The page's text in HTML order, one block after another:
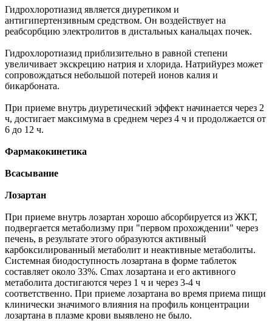
Гидрохлоротиазид является диуретиком и
антигипертензивным средством. Он воздействует на
реабсорбцию электролитов в дистальных канальцах почек.
Гидрохлоротиазид приблизительно в равной степени
увеличивает экскрецию натрия и хлорида. Натрийурез может
сопровождаться небольшой потерей ионов калия и
бикарбоната.
При приеме внутрь диуретический эффект начинается через 2
ч, достигает максимума в среднем через 4 ч и продолжается от
6 до 12 ч.
Фармакокинетика
Всасывание
Лозартан
При приеме внутрь лозартан хорошо абсорбируется из ЖКТ,
подвергается метаболизму при "первом прохождении" через
печень, в результате этого образуются активный
карбоксилированный метаболит и неактивные метаболиты.
Системная биодоступность лозартана в форме таблеток
составляет около 33%. Cmax лозартана и его активного
метаболита достигаются через 1 ч и через 3-4 ч
соответственно. При приеме лозартана во время приема пищи
клинически значимого влияния на профиль концентрации
лозартана в плазме крови выявлено не было.